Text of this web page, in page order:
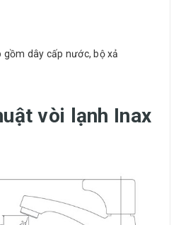
dây cấp nước, bộ xả
vòi lạnh Inax